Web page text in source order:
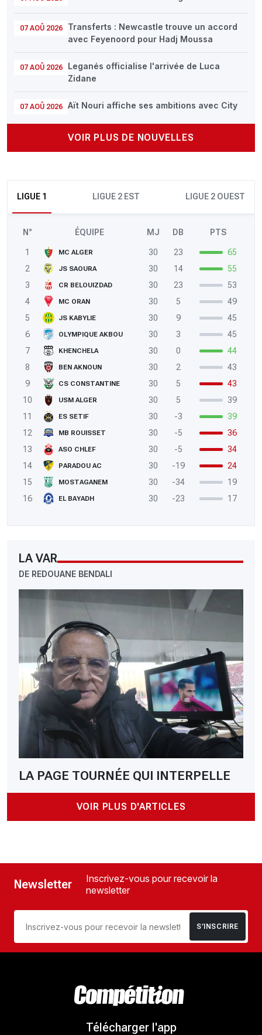
07 AOÛ 2026
Transferts : Newcastle trouve un accord
avec Feyenoord pour Hadj Moussa
07 AOÛ 2026
Leganés officialise l'arrivée de Luca
Zidane
07 AOÛ 2026 Aït Nouri affiche ses ambitions avec City
VOIR PLUS DE NOUVELLES
LIGUE 1 LIGUE 2 EST LIGUE 2 OUEST
N° ÉQUIPE MJ DB PTS
1 MC ALGER 30 23
65
2
JS SAOURA 30 14
55
3
CR BELOUIZDAD 30 23
53
4
MC ORAN 30 5
49
5
JS KABYLIE 30 9
45
6
OLYMPIQUE AKBOU 30 3
45
7
KHENCHELA 30 0
44
8
BEN AKNOUN 30 2
43
9
CS CONSTANTINE 30 5
43
10
USM ALGER 30 5
39
11
ES SETIF 30 -3
39
12
MB ROUISSET 30 -5
36
13
ASO CHLEF 30 -5
34
14
PARADOU AC 30 -19
24
15
MOSTAGANEM 30 -34
19
16
EL BAYADH 30 -23 17
LA VAR
DE REDOUANE BENDALI
LA PAGE TOURNÉE QUI INTERPELLE
VOIR PLUS D'ARTICLES
Newsletter
Inscrivez-vous pour recevoir la
newsletter
S’INSCRIRE
Télécharger l'app